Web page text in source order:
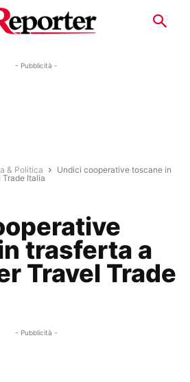
- Pubblicità -
& Politica
Undici cooperative toscane in
Trade Italia
trasferta a
Travel Trade
- Pubblicità -